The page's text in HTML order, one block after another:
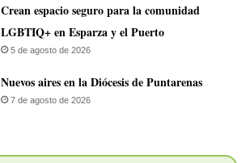
Crean espacio seguro para la comunidad
LGBTIQ+ en Esparza y el Puerto
5 de agosto de 2026
​Nuevos aires en la Diócesis de Puntarenas
7 de agosto de 2026